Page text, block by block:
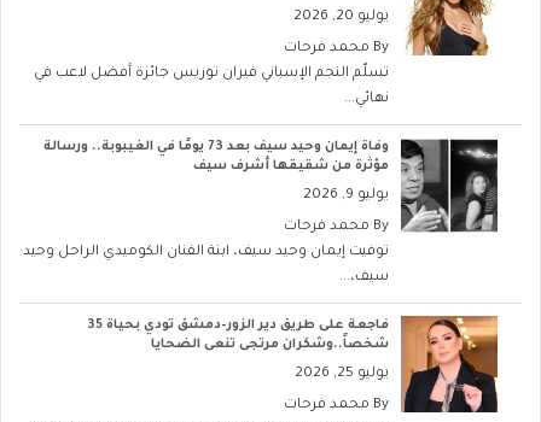
يوليو 20, 2026
By محمد فرحات
تسلّم النجم الإسباني فيران توريس جائزة أفضل لاعب في
نهائي...
وفاة إيمان وحيد سيف بعد 73 يومًا في الغيبوبة.. ورسالة
مؤثرة من شقيقها أشرف سيف
يوليو 9, 2026
By محمد فرحات
توفيت إيمان وحيد سيف، ابنة الفنان الكوميدي الراحل وحيد
سيف،...
فاجعة على طريق دير الزور–دمشق تودي بحياة 35
شخصاً..وشكران مرتجى تنعى الضحايا
يوليو 25, 2026
By محمد فرحات